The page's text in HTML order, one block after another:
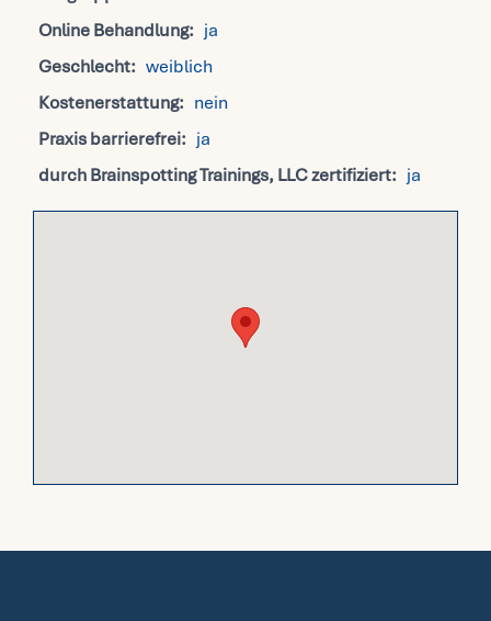
Online Behandlung: ja
Geschlecht: weiblich
Kostenerstattung: nein
Praxis barrierefrei: ja
durch Brainspotting Trainings, LLC zertifiziert: ja